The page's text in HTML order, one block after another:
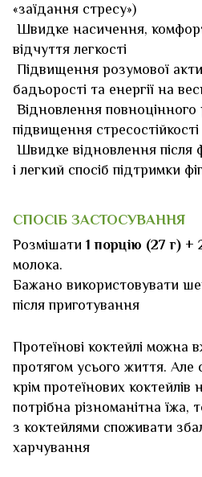
«заїдання стресу»)
Швидке насичення,
відчуття легкості
Підвищення розумової
бадьорості та енергії на
Відновлення
підвищення стресостійкості
Швидке відновлення після
і легкий спосіб підтримки
СПОСІБ ЗАСТОСУВАННЯ
Розмішати 1 порцію (27 г) +
молока.
Бажано використовувати
після приготування
Протеїнові коктейлі
протягом усього життя. Але
крім протеїнових
потрібна різноманітна їжа,
з коктейлями споживати
харчування